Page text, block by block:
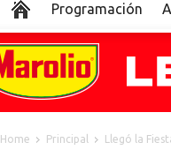
Programación
Home Principal Llegó la